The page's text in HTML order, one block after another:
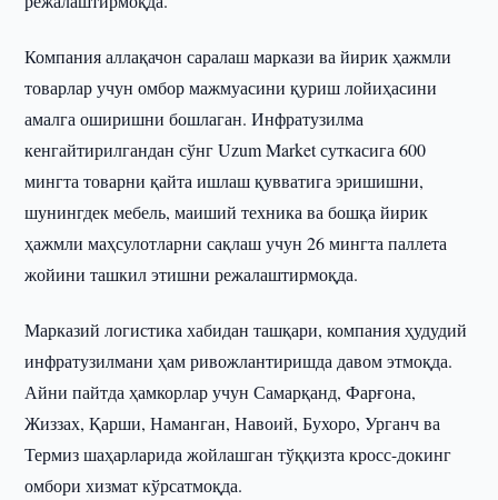
Компания аллақачон саралаш маркази ва йирик ҳажмли
товарлар учун омбор мажмуасини қуриш лойиҳасини
амалга оширишни бошлаган. Инфратузилма
кенгайтирилгандан сўнг Uzum Market суткасига 600
мингта товарни қайта ишлаш қувватига эришишни,
шунингдек мебель, маиший техника ва бошқа йирик
ҳажмли маҳсулотларни сақлаш учун 26 мингта паллета
жойини ташкил этишни режалаштирмоқда.
Марказий логистика хабидан ташқари, компания ҳудудий
инфратузилмани ҳам ривожлантиришда давом этмоқда.
Айни пайтда ҳамкорлар учун Самарқанд, Фарғона,
Жиззах, Қарши, Наманган, Навоий, Бухоро, Урганч ва
Термиз шаҳарларида жойлашган тўққизта кросс-докинг
омбори хизмат кўрсатмоқда.